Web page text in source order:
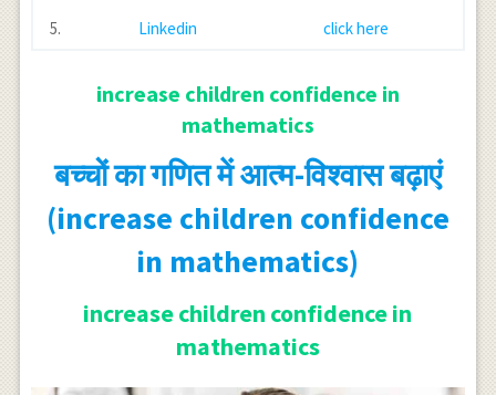
5.
Linkedin click here
increase children confidence in
mathematics
बच्चों का गणित में आत्म-विश्वास बढ़ाएं
(increase children confidence
in mathematics)
increase children confidence in
mathematics